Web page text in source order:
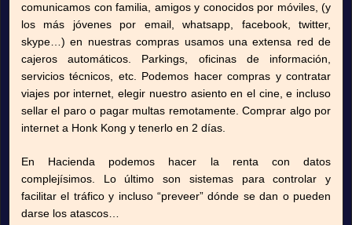
comunicamos con familia, amigos y conocidos por móviles, (y
los más jóvenes por email, whatsapp, facebook, twitter,
skype…) en nuestras compras usamos una extensa red de
cajeros automáticos. Parkings, oficinas de información,
servicios técnicos, etc. Podemos hacer compras y contratar
viajes por internet, elegir nuestro asiento en el cine, e incluso
sellar el paro o pagar multas remotamente. Comprar algo por
internet a Honk Kong y tenerlo en 2 días.
En Hacienda podemos hacer la renta con datos
complejísimos. Lo último son sistemas para controlar y
facilitar el tráfico y incluso “preveer” dónde se dan o pueden
darse los atascos…